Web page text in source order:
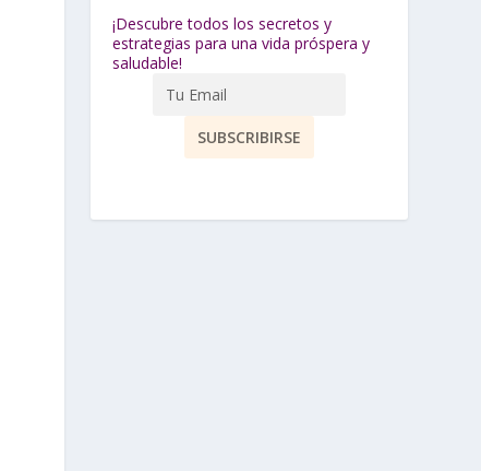
¡Descubre todos los secretos y
estrategias para una vida próspera y
saludable!